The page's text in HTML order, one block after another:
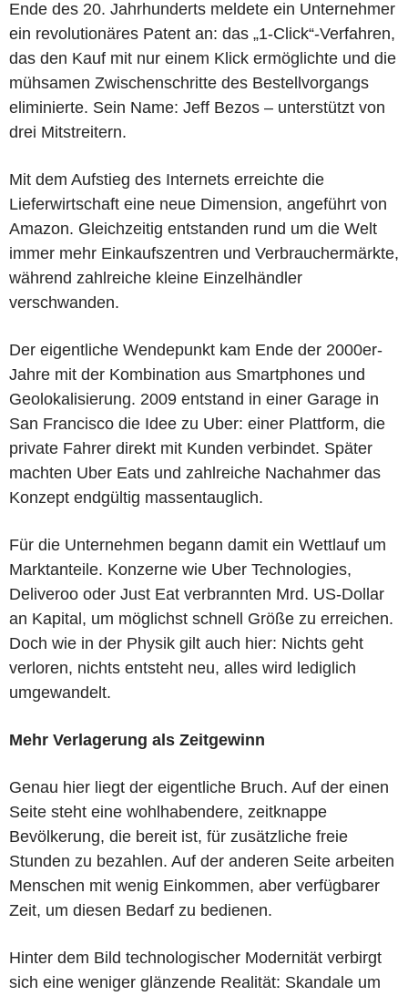
Ende des 20. Jahrhunderts meldete ein Unternehmer
ein revolutionäres Patent an: das „1-Click“-Verfahren,
das den Kauf mit nur einem Klick ermöglichte und die
mühsamen Zwischenschritte des Bestellvorgangs
eliminierte. Sein Name: Jeff Bezos – unterstützt von
drei Mitstreitern.
Mit dem Aufstieg des Internets erreichte die
Lieferwirtschaft eine neue Dimension, angeführt von
Amazon. Gleichzeitig entstanden rund um die Welt
immer mehr Einkaufszentren und Verbrauchermärkte,
während zahlreiche kleine Einzelhändler
verschwanden.
Der eigentliche Wendepunkt kam Ende der 2000er-
Jahre mit der Kombination aus Smartphones und
Geolokalisierung. 2009 entstand in einer Garage in
San Francisco die Idee zu Uber: einer Plattform, die
private Fahrer direkt mit Kunden verbindet. Später
machten Uber Eats und zahlreiche Nachahmer das
Konzept endgültig massentauglich.
Für die Unternehmen begann damit ein Wettlauf um
Marktanteile. Konzerne wie Uber Technologies,
Deliveroo oder Just Eat verbrannten Mrd. US-Dollar
an Kapital, um möglichst schnell Größe zu erreichen.
Doch wie in der Physik gilt auch hier: Nichts geht
verloren, nichts entsteht neu, alles wird lediglich
umgewandelt.
Mehr Verlagerung als Zeitgewinn
Genau hier liegt der eigentliche Bruch. Auf der einen
Seite steht eine wohlhabendere, zeitknappe
Bevölkerung, die bereit ist, für zusätzliche freie
Stunden zu bezahlen. Auf der anderen Seite arbeiten
Menschen mit wenig Einkommen, aber verfügbarer
Zeit, um diesen Bedarf zu bedienen.
Hinter dem Bild technologischer Modernität verbirgt
sich eine weniger glänzende Realität: Skandale um